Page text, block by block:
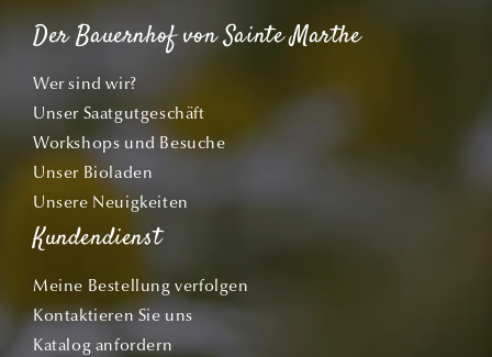
Der Bauernhof von Sainte Marthe
Wer sind wir?
Unser Saatgutgeschäft
Workshops und Besuche
Unser Bioladen
Unsere Neuigkeiten
Kundendienst
Meine Bestellung verfolgen
Kontaktieren Sie uns
Katalog anfordern